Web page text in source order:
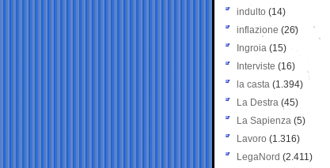
indulto (14)
inflazione (26)
Ingroia (15)
Interviste (16)
la casta (1.394)
La Destra (45)
La Sapienza (5)
Lavoro (1.316)
LegaNord (2.411)